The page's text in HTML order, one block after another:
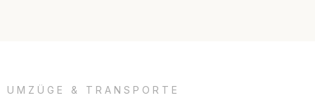
UMZÜGE & TRANSPORTE